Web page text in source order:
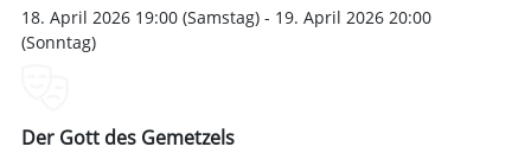
18. April 2026 19:00 (Samstag) - 19. April 2026 20:00
(Sonntag)
Der Gott des Gemetzels